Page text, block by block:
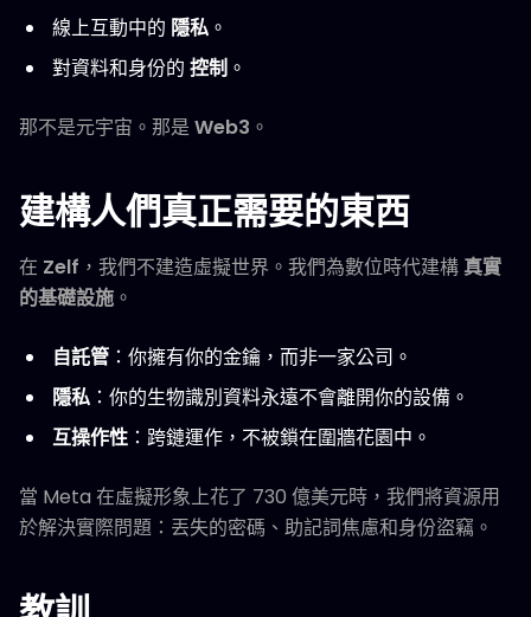
線上互動中的 隱私 。
對資料和身份的 控制 。
那不是元宇宙。那是Web3 。
建構人們真正需要的東西
在 Zelf ，我們不建造虛擬世界。我們為數位時代建構 真實
的基礎設施 。
自託管 ：你擁有你的金鑰，而非一家公司。
隱私 ：你的生物識別資料永遠不會離開你的設備。
互操作性 ：跨鏈運作，不被鎖在圍牆花園中。
當 Meta 在虛擬形象上花了 730 億美元時，我們將資源用
於解決實際問題：丟失的密碼、助記詞焦慮和身份盜竊。